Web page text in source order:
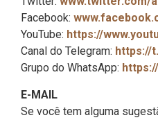
Facebook:
YouTube: https://
Canal do Telegram: https://
Grupo do WhatsApp:
E-MAIL
Se você tem alguma